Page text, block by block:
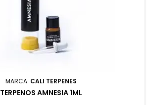
MARCA: CALI TERPENES
TERPENOS AMNESIA 1ML